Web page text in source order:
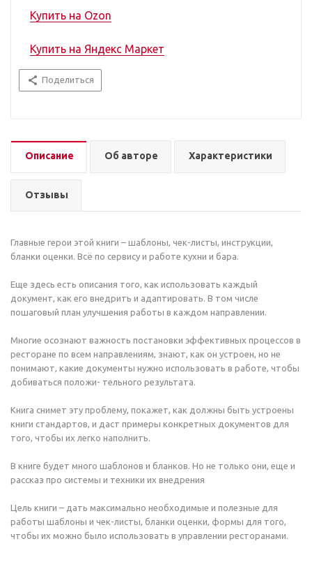
Технологии
Как выбирать
Федеральный партнерский
бизнес-проект G10
Конгресс рестораторов ТОП100
ОТКРЫВАТЕЛИ
ФУДМАШИНА
Рецепты от шеф-поваров
Рецепты от барменов
Купить на Ozon
Купить на Яндекс Маркет
Поделиться
Описание Об авторе Характеристики
Отзывы
Главные герои этой книги – шаблоны, чек-листы, инструкции,
бланки оценки. Всё по сервису и работе кухни и бара.
Еще здесь есть описания того, как использовать каждый
документ, как его внедрить и адаптировать. В том числе
пошаговый план улучшения работы в каждом направлении.
Многие осознают важность постановки эффективных процессов в
ресторане по всем направлениям, знают, как он устроен, но не
понимают, какие документы нужно использовать в работе, чтобы
добиваться положи- тельного результата.
Книга снимет эту проблему, покажет, как должны быть устроены
книги стандартов, и даст примеры конкретных документов для
того, чтобы их легко наполнить.
В книге будет много шаблонов и бланков. Но не только они, еще и
рассказ про системы и техники их внедрения
Цель книги – дать максимально необходимые и полезные для
работы шаблоны и чек-листы, бланки оценки, формы для того,
чтобы их можно было использовать в управлении ресторанами.